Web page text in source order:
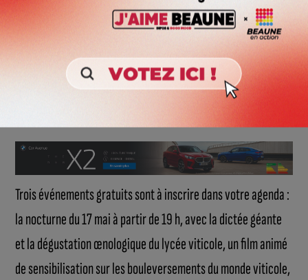
Payant, 5 euros en plus du droit d’entrée
Sans oublier l’initiation à l’aquarelle ouverte à partir de 12
ans (10 euros ou 8 euros selon le tarif plein ou le tarif réduit),
Trois événements gratuits sont à inscrire dans votre agenda :
la nocturne du 17 mai à partir de 19 h, avec la dictée géante
et la dégustation œnologique du lycée viticole, un film animé
de sensibilisation sur les bouleversements du monde viticole,